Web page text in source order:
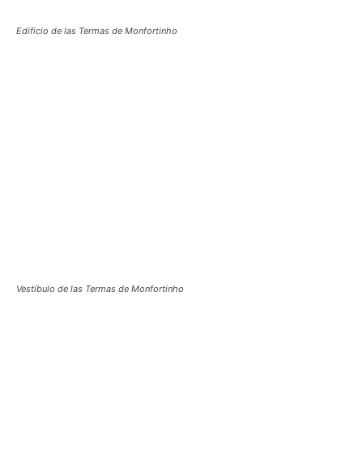
Edificio de las Termas de Monfortinho
Vestíbulo de las Termas de Monfortinho